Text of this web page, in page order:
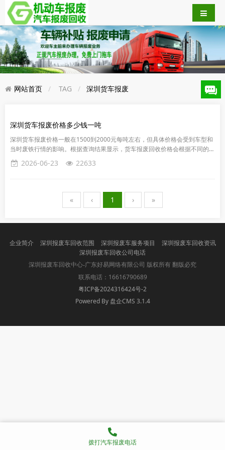
网站首页 TAG ​深圳货车报废
​深圳货车报废价格多少钱一吨
深圳货车报废价格一般在1500到2000元每吨左右，但具体价格会受到车型和
当时废铁行情的影响。根据查询结果显示，货车报废回收价格会根据不同的车
型而有所不同。因此，需要进一步了解具体的车型才能确定报废回...
2026-06-23 22633
« ‹ 1 › »
企业简介 深圳报废车回收范围 深圳报废车服务项目
深圳报废车回收资讯
深圳报废车回收公司电话
深圳报废车回收中心-广东好易网络有限公司 版权所有 翻版必究
联系电话：16616790689
粤ICP备2024316424号-2
Powered By 盘企CMS 3.1.4
盘企CMS
拨打汽车报废电话